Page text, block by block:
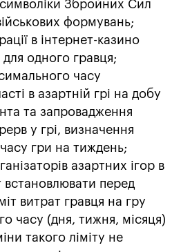
Збройних Сил
формувань;
в інтернет-казино
для одного гравця;
часу
в азартній грі на добу
та запровадження
у грі, визначення
гри на тиждень;
азартних ігор в
встановлювати перед
витрат гравця на гру
часу (дня, тижня, місяця)
такого ліміту не